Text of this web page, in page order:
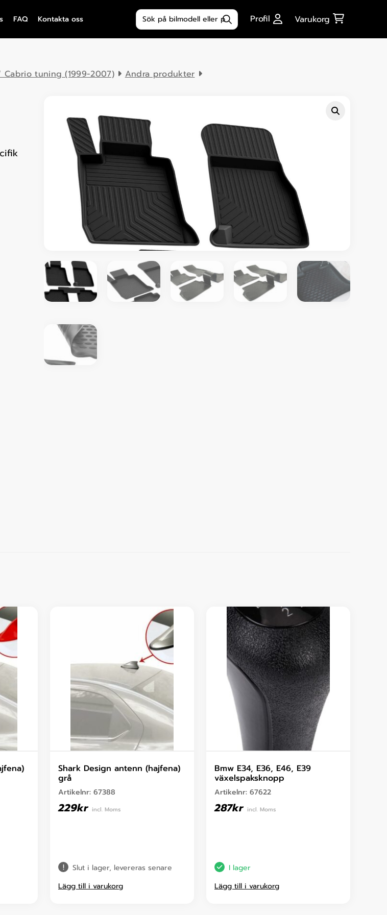
FAQ Kontakta oss
Produktsökning
Profil Varukorg
Cabrio tuning (1999-2007) Andra produkter
Shark Design antenn (hajfena)
grå
Artikelnr: 67388
229kr incl. Moms
Slut i lager, levereras senare
Lägg till i varukorg
Bmw E34, E36, E46, E39
växelspaksknopp
Artikelnr: 67622
287kr incl. Moms
I lager
Lägg till i varukorg